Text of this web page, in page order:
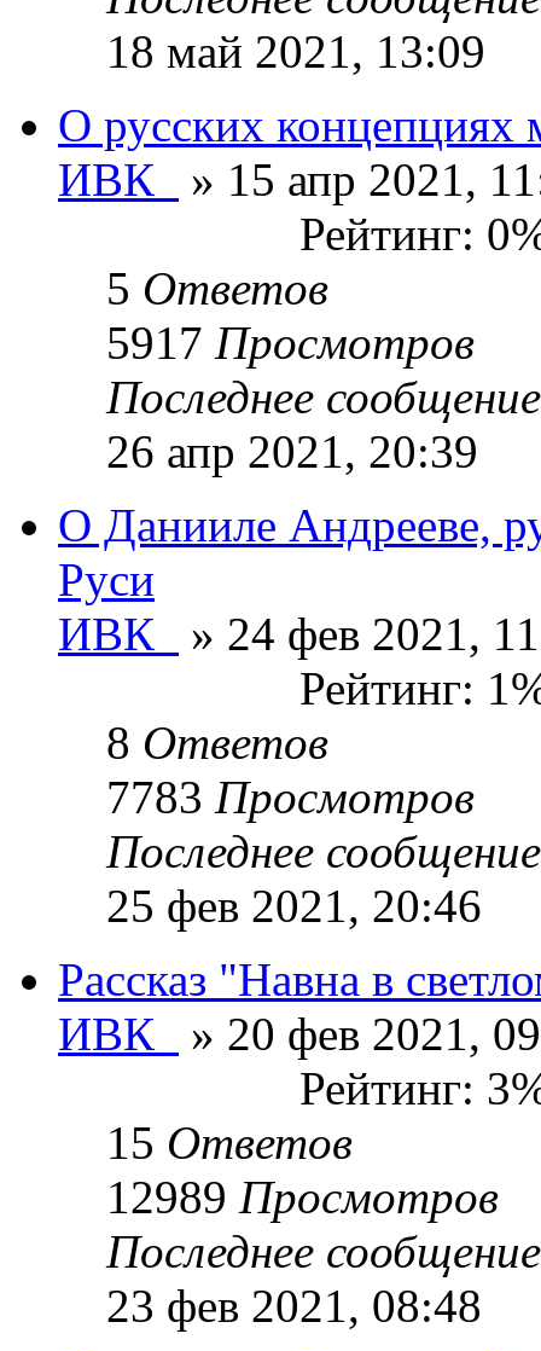
18 май 2021, 13:09
О русских концепциях
ИВК_
» 15 апр 2021,
Рейтинг:
5 Ответов
5917 Просмотров
Последнее
26 апр 2021, 20:39
О Данииле Андрееве,
Руси
ИВК_
» 24 фев 2021,
Рейтинг:
8 Ответов
7783 Просмотров
Последнее
25 фев 2021, 20:46
Рассказ "Навна в
ИВК_
» 20 фев 2021,
Рейтинг:
15 Ответов
12989 Просмотров
Последнее
23 фев 2021, 08:48